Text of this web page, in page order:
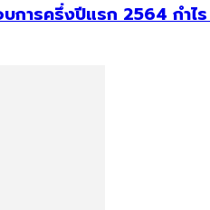
การครึ่งปีแรก 2564 กำไ